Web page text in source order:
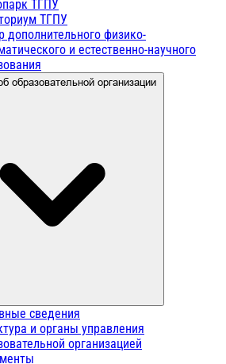
ТГПУ
ТГПУ
дополнительного физико-
и естественно-научного
образовательной организации
сведения
и органы управления
организацией